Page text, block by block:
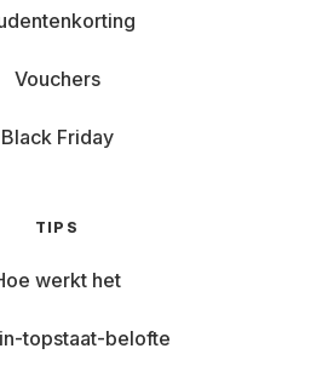
Vouchers
Black Friday
TIPS
werkt het
topstaat-belofte